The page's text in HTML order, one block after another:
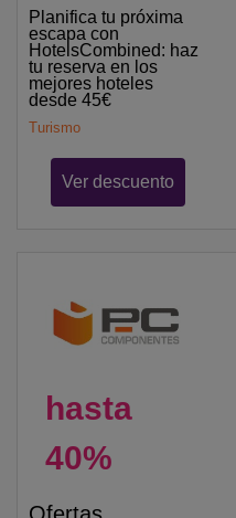
Planifica tu próxima
escapa con
HotelsCombined: haz
tu reserva en los
mejores hoteles
desde 45€
Turismo
Ver descuento
hasta
40%